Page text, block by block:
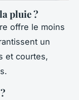
pluie ?
offre le moins
un
et courtes,